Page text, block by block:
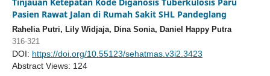
Pasien Rawat Jalan di Rumah Sakit SHL Pandeglang
Rahelia Putri, Lily Widjaja, Dina Sonia, Daniel Happy Putra
316-321
DOI: https://doi.org/10.55123/sehatmas.v3i2.3423
Abstract Views: 124